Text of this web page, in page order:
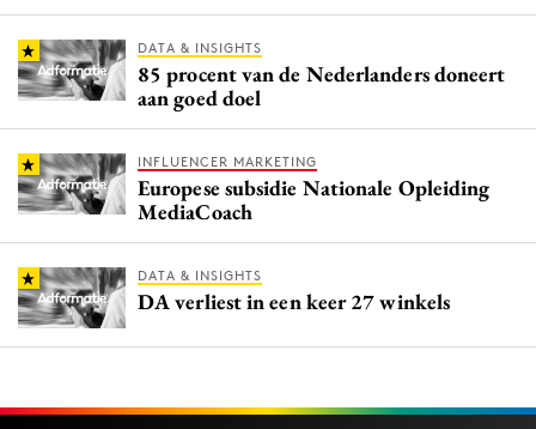
DATA & INSIGHTS
85 procent van de Nederlanders doneert
aan goed doel
INFLUENCER MARKETING
Europese subsidie Nationale Opleiding
MediaCoach
DATA & INSIGHTS
DA verliest in een keer 27 winkels